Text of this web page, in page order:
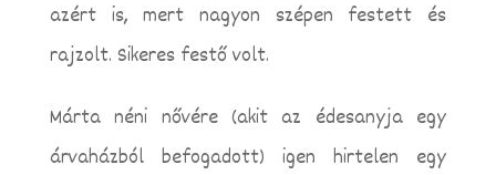
azért is, mert nagyon szépen festett és
rajzolt. Sikeres festő volt.
Márta néni nővére (akit az édesanyja egy
árvaházból befogadott) igen hirtelen egy